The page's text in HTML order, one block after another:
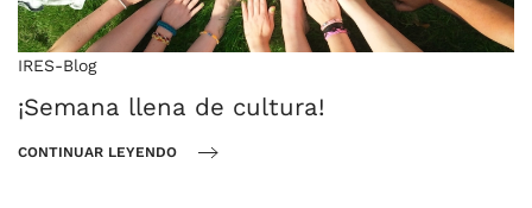
IRES-Blog
¡Semana llena de cultura!
CONTINUAR LEYENDO